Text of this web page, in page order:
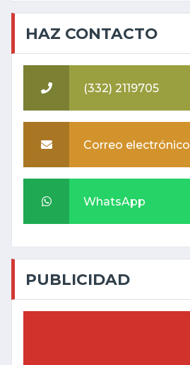
HAZ CONTACTO
(332) 2119705
Correo electrónico
WhatsApp
PUBLICIDAD